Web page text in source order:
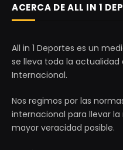
ACERCA DE ALL IN 1
All in 1 Deportes es un
se lleva toda la actualidad
Internacional.
Nos regimos por las
internacional para llevar
mayor veracidad posible.